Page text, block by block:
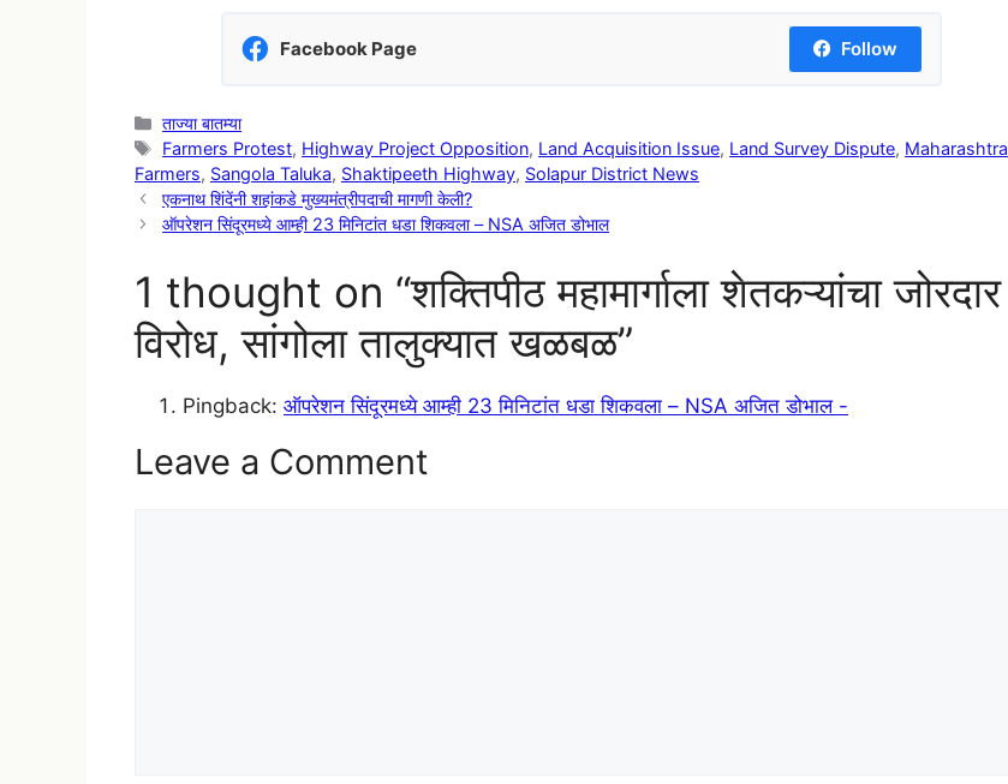
Facebook Page Follow
Categories
ताज्या बातम्या
Tags
Farmers Protest, Highway Project Opposition, Land Acquisition Issue, Land Survey Dispute, Maharashtra
Farmers, Sangola Taluka, Shaktipeeth Highway, Solapur District News
एकनाथ शिंदेंनी शहांकडे मुख्यमंत्रीपदाची मागणी केली?
ऑपरेशन सिंदूरमध्ये आम्ही 23 मिनिटांत धडा शिकवला – NSA अजित डोभाल
1 thought on “शक्तिपीठ महामार्गाला शेतकऱ्यांचा जोरदार
विरोध, सांगोला तालुक्यात खळबळ”
Pingback: ऑपरेशन सिंदूरमध्ये आम्ही 23 मिनिटांत धडा शिकवला – NSA अजित डोभाल -
Leave a Comment